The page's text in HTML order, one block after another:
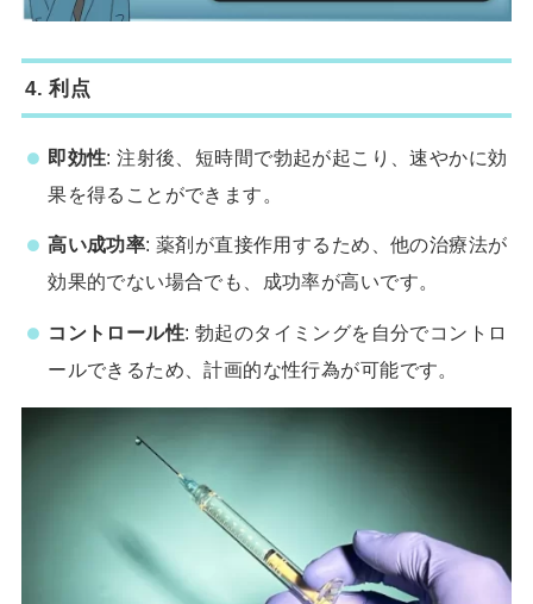
4.利点
即効性: 注射後、短時間で勃起が起こり、速やかに効
果を得ることができます。
高い成功率: 薬剤が直接作用するため、他の治療法が
効果的でない場合でも、成功率が高いです。
コントロール性: 勃起のタイミングを自分でコントロ
ールできるため、計画的な性行為が可能です。